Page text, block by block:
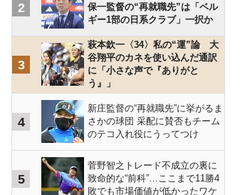
2
保一監督の“再就職先”は「ベル
ギー1部の日系クラブ」一択か
3
萩本欽一〈34〉私の“運”論 大
谷翔平のカネを使い込んだ通訳
に「小さな声で『ありがと
う』」
4
新庄監督の“再就職先”に挙がるま
さかの球団 采配に賛否もチーム
のテコ入れ役にうってつけ
5
菅野智之トレード不成立の裏に
致命的な“前科”…ここまで11勝4
敗でも市場価値が低かったワケ